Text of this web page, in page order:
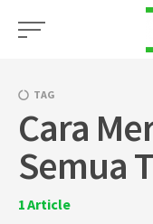
TAG
Cara
Semua
1Article